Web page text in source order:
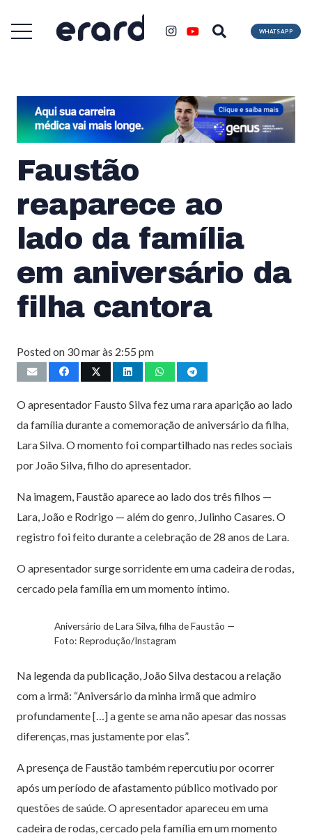
WHATSAPP
Faustão
reaparece ao
lado da família
em aniversário da
filha cantora
Posted on 30 mar às 2:55 pm
O apresentador Fausto Silva fez uma rara aparição ao lado
da família durante a comemoração de aniversário da filha,
Lara Silva. O momento foi compartilhado nas redes sociais
por João Silva, filho do apresentador.
Na imagem, Faustão aparece ao lado dos três filhos —
Lara, João e Rodrigo — além do genro, Julinho Casares. O
registro foi feito durante a celebração de 28 anos de Lara.
O apresentador surge sorridente em uma cadeira de rodas,
cercado pela família em um momento íntimo.
Aniversário de Lara Silva, filha de Faustão —
Foto: Reprodução/Instagram
Na legenda da publicação, João Silva destacou a relação
com a irmã: “Aniversário da minha irmã que admiro
profundamente […] a gente se ama não apesar das nossas
diferenças, mas justamente por elas”.
A presença de Faustão também repercutiu por ocorrer
após um período de afastamento público motivado por
questões de saúde. O apresentador apareceu em uma
cadeira de rodas, cercado pela família em um momento